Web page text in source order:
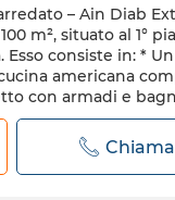
vetri Porta rinforzata
Forno a microonde
– Ain Diab
m², situato al 1°
consiste in: *
americana
con armadi e
bagno privato e
Chiama